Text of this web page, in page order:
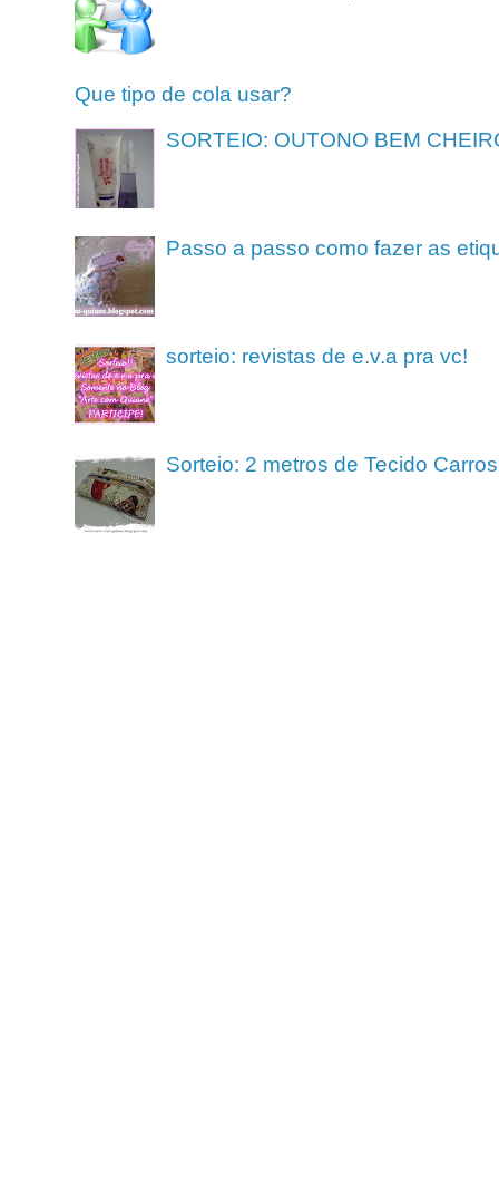
Que tipo de cola usar?
SORTEIO: OUTONO BEM
Passo a passo como fazer as
sorteio: revistas de e.v.a pra vc!
Sorteio: 2 metros de Tecido Carros